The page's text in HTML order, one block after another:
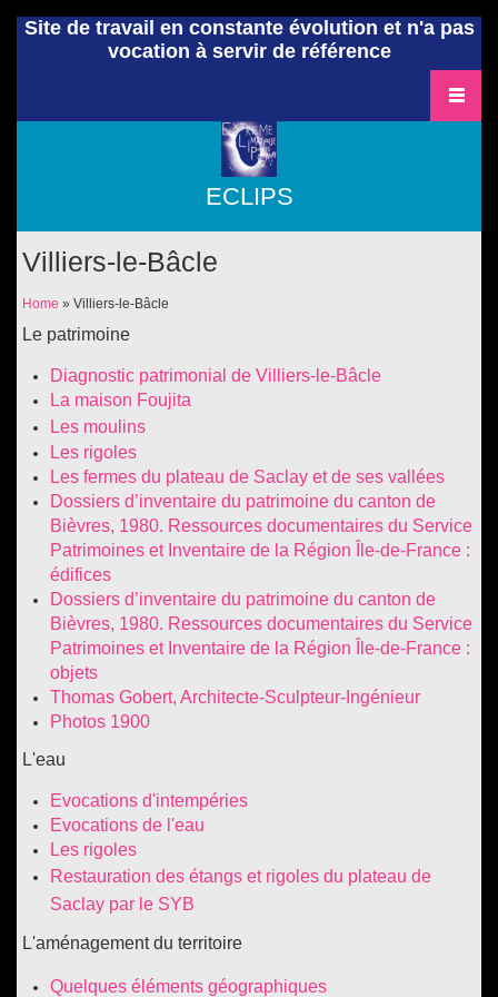
Site de travail en constante évolution et n'a pas
vocation à servir de référence
ECLIPS
Villiers-le-Bâcle
You are here
Home » Villiers-le-Bâcle
Le patrimoine
Diagnostic patrimonial de Villiers-le-Bâcle
La maison Foujita
Les moulins
Les rigoles
Les fermes du plateau de Saclay et de ses vallées
Dossiers d’inventaire du patrimoine du canton de
Bièvres, 1980. Ressources documentaires du Service
Patrimoines et Inventaire de la Région Île-de-France :
édifices
Dossiers d’inventaire du patrimoine du canton de
Bièvres, 1980. Ressources documentaires du Service
Patrimoines et Inventaire de la Région Île-de-France :
objets
Thomas Gobert, Architecte-Sculpteur-Ingénieur
Photos 1900
L'eau
Evocations d'intempéries
Evocations de l'eau
Les rigoles
Restauration des étangs et rigoles du plateau de
Saclay par le SYB
L'aménagement du territoire
Quelques éléments géographiques